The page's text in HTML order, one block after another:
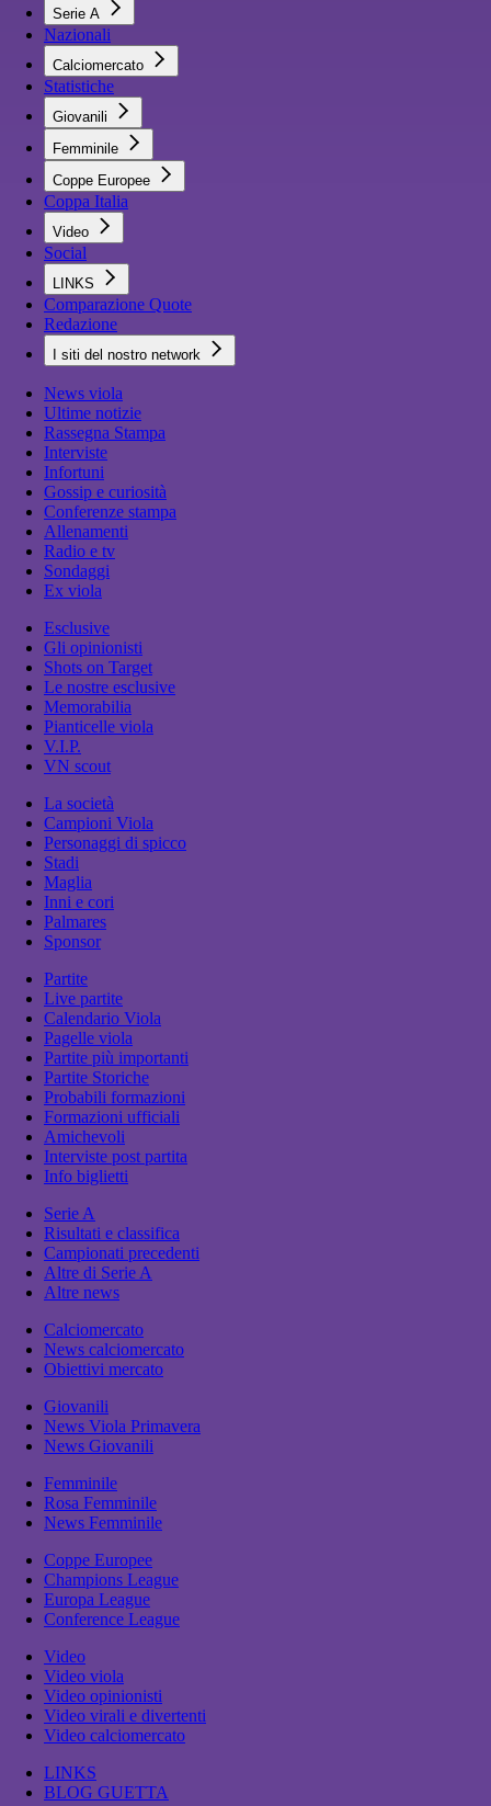
Serie A
Nazionali
Calciomercato
Statistiche
Giovanili
Femminile
Coppe Europee
Coppa Italia
Video
Social
LINKS
Comparazione Quote
Redazione
I siti del nostro network
News viola
Ultime notizie
Rassegna Stampa
Interviste
Infortuni
Gossip e curiosità
Conferenze stampa
Allenamenti
Radio e tv
Sondaggi
Ex viola
Esclusive
Gli opinionisti
Shots on Target
Le nostre esclusive
Memorabilia
Pianticelle viola
V.I.P.
VN scout
La società
Campioni Viola
Personaggi di spicco
Stadi
Maglia
Inni e cori
Palmares
Sponsor
Partite
Live partite
Calendario Viola
Pagelle viola
Partite più importanti
Partite Storiche
Probabili formazioni
Formazioni ufficiali
Amichevoli
Interviste post partita
Info biglietti
Serie A
Risultati e classifica
Campionati precedenti
Altre di Serie A
Altre news
Calciomercato
News calciomercato
Obiettivi mercato
Giovanili
News Viola Primavera
News Giovanili
Femminile
Rosa Femminile
News Femminile
Coppe Europee
Champions League
Europa League
Conference League
Video
Video viola
Video opinionisti
Video virali e divertenti
Video calciomercato
LINKS
BLOG GUETTA